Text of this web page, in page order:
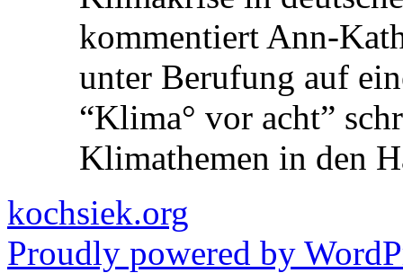
kommentiert Ann-
unter Berufung auf
“Klima° vor acht”
Klimathemen in den
kochsiek.org
Proudly powered by